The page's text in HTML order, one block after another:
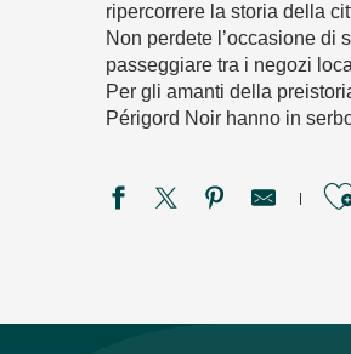
ripercorrere la storia della
Non perdete l’occasione di
passeggiare tra i negozi
Per gli amanti della
Périgord Noir hanno in